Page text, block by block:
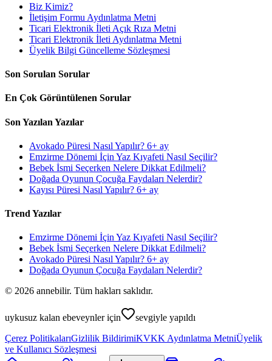
Biz Kimiz?
İletişim Formu Aydınlatma Metni
Ticari Elektronik İleti Açık Rıza Metni
Ticari Elektronik İleti Aydınlatma Metni
Üyelik Bilgi Güncelleme Sözleşmesi
Son Sorulan Sorular
En Çok Görüntülenen Sorular
Son Yazılan Yazılar
Avokado Püresi Nasıl Yapılır? 6+ ay
Emzirme Dönemi İçin Yaz Kıyafeti Nasıl Seçilir?
Bebek İsmi Seçerken Nelere Dikkat Edilmeli?
Doğada Oyunun Çocuğa Faydaları Nelerdir?
Kayısı Püresi Nasıl Yapılır? 6+ ay
Trend Yazılar
Emzirme Dönemi İçin Yaz Kıyafeti Nasıl Seçilir?
Bebek İsmi Seçerken Nelere Dikkat Edilmeli?
Avokado Püresi Nasıl Yapılır? 6+ ay
Doğada Oyunun Çocuğa Faydaları Nelerdir?
© 2026 annebilir. Tüm hakları saklıdır.
uykusuz kalan ebeveynler için
sevgiyle yapıldı
Çerez PolitikalarıGizlilik BildirimiKVKK Aydınlatma MetniÜyelik
ve Kullanıcı Sözleşmesi